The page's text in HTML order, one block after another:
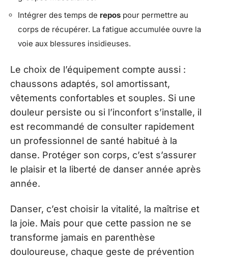
Intégrer des temps de repos pour permettre au
corps de récupérer. La fatigue accumulée ouvre la
voie aux blessures insidieuses.
Le choix de l’équipement compte aussi :
chaussons adaptés, sol amortissant,
vêtements confortables et souples. Si une
douleur persiste ou si l’inconfort s’installe, il
est recommandé de consulter rapidement
un professionnel de santé habitué à la
danse. Protéger son corps, c’est s’assurer
le plaisir et la liberté de danser année après
année.
Danser, c’est choisir la vitalité, la maîtrise et
la joie. Mais pour que cette passion ne se
transforme jamais en parenthèse
douloureuse, chaque geste de prévention